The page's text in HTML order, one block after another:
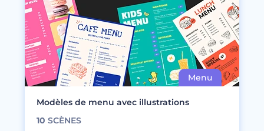
Modèles de menu avec illustrations
10 SCÈNES